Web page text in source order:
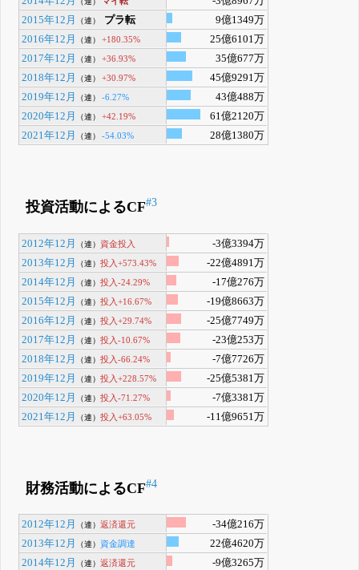
2015年12月
（連） プラ転
9億1349万
2016年12月
（連） +180.35%
25億6101万
2017年12月
（連） +36.93%
35億677万
2018年12月
（連） +30.97%
45億9291万
2019年12月
（連） -6.27%
43億488万
2020年12月
（連） +42.19%
61億2120万
2021年12月
（連） -54.03% 28億1380万
投資活動によるCF#3
2012年12月 （連） 資金投入
-3億3394万
2013年12月
（連）投入+573.43%
-22億4891万
2014年12月
（連）投入-24.29%
-17億276万
2015年12月
（連）投入+16.67%
-19億8663万
2016年12月
（連）投入+29.74%
-25億7749万
2017年12月
（連）投入-10.67%
-23億253万
2018年12月
（連）投入-66.24%
-7億7726万
2019年12月
（連）投入+228.57%
-25億5381万
2020年12月
（連）投入-71.27%
-7億3381万
2021年12月
（連）投入+63.05% -11億9651万
財務活動によるCF#4
2012年12月 （連）返済還元
-34億216万
2013年12月
（連） 資金調達
22億4620万
2014年12月
（連）返済還元 -9億3265万